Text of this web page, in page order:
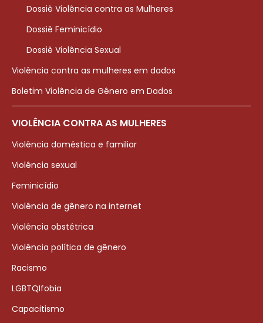
Dossiê Violência contra as Mulheres
Dossiê Feminicídio
Dossiê Violência Sexual
Violência contra as mulheres em dados
Boletim Violência de Gênero em Dados
VIOLÊNCIA CONTRA AS MULHERES
Violência doméstica e familiar
Violência sexual
Feminicídio
Violência de gênero na internet
Violência obstétrica
Violência política de gênero
Racismo
LGBTQIfobia
Capacitismo